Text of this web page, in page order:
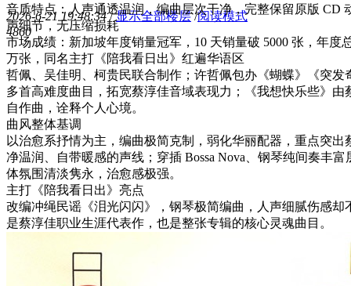
2026-6-21 19:48:34 / 显示全部楼层 /阅读模式
4860
音质特点：人声通透温润，编曲层次干净，完整保留原版 CD
声细节，无压缩损耗
市场成绩：新加坡年度销量冠军，10 天销量破 5000 张，年度
万张，同名主打《陪我看日出》红遍华语区
哲佩、吴佳明、柯贵民联合制作；许哲佩包办《蝴蝶》《突发
多首高难度曲目，拓宽蔡淳佳音域表现力；《我想快乐些》由
自作曲，诠释个人心境。
曲风整体基调
以治愈系抒情为主，编曲极简克制，弱化华丽配器，重点突出
净温润、自带暖感的声线；穿插 Bossa Nova、钢琴纯间奏丰富
体氛围清淡隽永，治愈感极强。
主打《陪我看日出》亮点
改编冲绳民谣《泪光闪闪》，钢琴极简编曲，人声细腻伤感却
是蔡淳佳职业生涯代表作，也是整张专辑的核心灵魂曲目。